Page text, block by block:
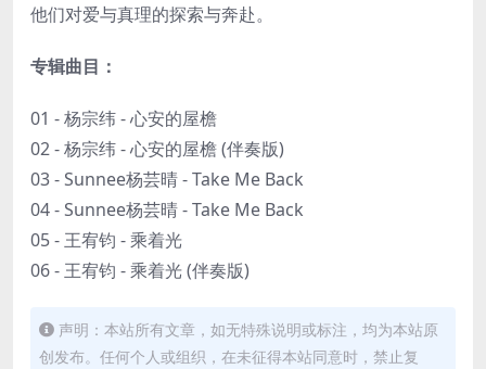
他们对爱与真理的探索与奔赴。
专辑曲目：
01 - 杨宗纬 - 心安的屋檐
02 - 杨宗纬 - 心安的屋檐 (伴奏版)
03 - Sunnee杨芸晴 - Take Me Back
04 - Sunnee杨芸晴 - Take Me Back
05 - 王宥钧 - 乘着光
06 - 王宥钧 - 乘着光 (伴奏版)
声明：本站所有文章，如无特殊说明或标注，均为本站原
创发布。任何个人或组织，在未征得本站同意时，禁止复